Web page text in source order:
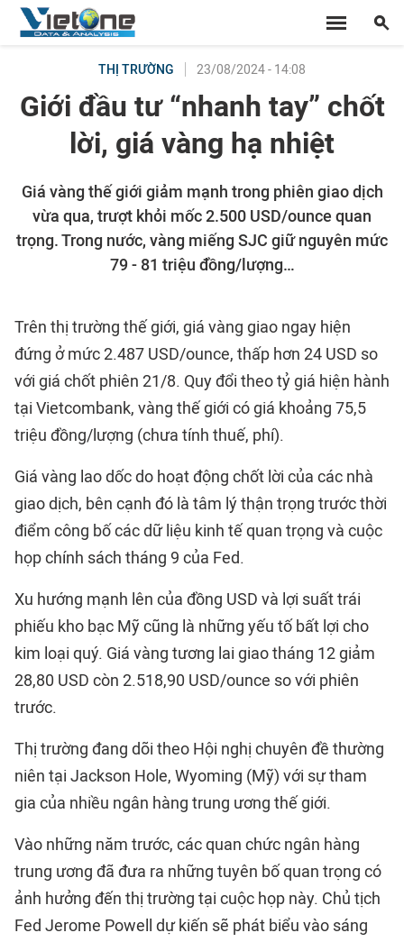
THỊ TRƯỜNG 23/08/2024 - 14:08
Giới đầu tư “nhanh tay” chốt
lời, giá vàng hạ nhiệt
Giá vàng thế giới giảm mạnh trong phiên giao dịch
vừa qua, trượt khỏi mốc 2.500 USD/ounce quan
trọng. Trong nước, vàng miếng SJC giữ nguyên mức
79 - 81 triệu đồng/lượng…
Trên thị trường thế giới, giá vàng giao ngay hiện
đứng ở mức 2.487 USD/ounce, thấp hơn 24 USD so
với giá chốt phiên 21/8. Quy đổi theo tỷ giá hiện hành
tại Vietcombank, vàng thế giới có giá khoảng 75,5
triệu đồng/lượng (chưa tính thuế, phí).
Giá vàng lao dốc do hoạt động chốt lời của các nhà
giao dịch, bên cạnh đó là tâm lý thận trọng trước thời
điểm công bố các dữ liệu kinh tế quan trọng và cuộc
họp chính sách tháng 9 của Fed.
Xu hướng mạnh lên của đồng USD và lợi suất trái
phiếu kho bạc Mỹ cũng là những yếu tố bất lợi cho
kim loại quý. Giá vàng tương lai giao tháng 12 giảm
28,80 USD còn 2.518,90 USD/ounce so với phiên
trước.
Thị trường đang dõi theo Hội nghị chuyên đề thường
niên tại Jackson Hole, Wyoming (Mỹ) với sự tham
gia của nhiều ngân hàng trung ương thế giới.
Vào những năm trước, các quan chức ngân hàng
trung ương đã đưa ra những tuyên bố quan trọng có
ảnh hưởng đến thị trường tại cuộc họp này. Chủ tịch
Fed Jerome Powell dự kiến sẽ phát biểu vào sáng